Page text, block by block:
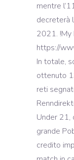
mentre
decreterà
2021. !My
https://
In totale,
ottenuto
reti
Under 21,
grande
credito